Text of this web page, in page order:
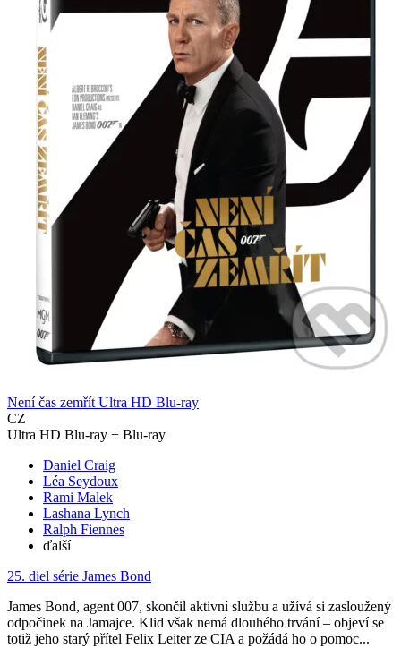
Není čas zemřít Ultra HD Blu-ray
CZ
Ultra HD Blu-ray + Blu-ray
Daniel Craig
Léa Seydoux
Rami Malek
Lashana Lynch
Ralph Fiennes
ďalší
25. diel série James Bond
James Bond, agent 007, skončil aktivní službu a užívá si zasloužený
odpočinek na Jamajce. Klid však nemá dlouhého trvání – objeví se
totiž jeho starý přítel Felix Leiter ze CIA a požádá ho o pomoc...